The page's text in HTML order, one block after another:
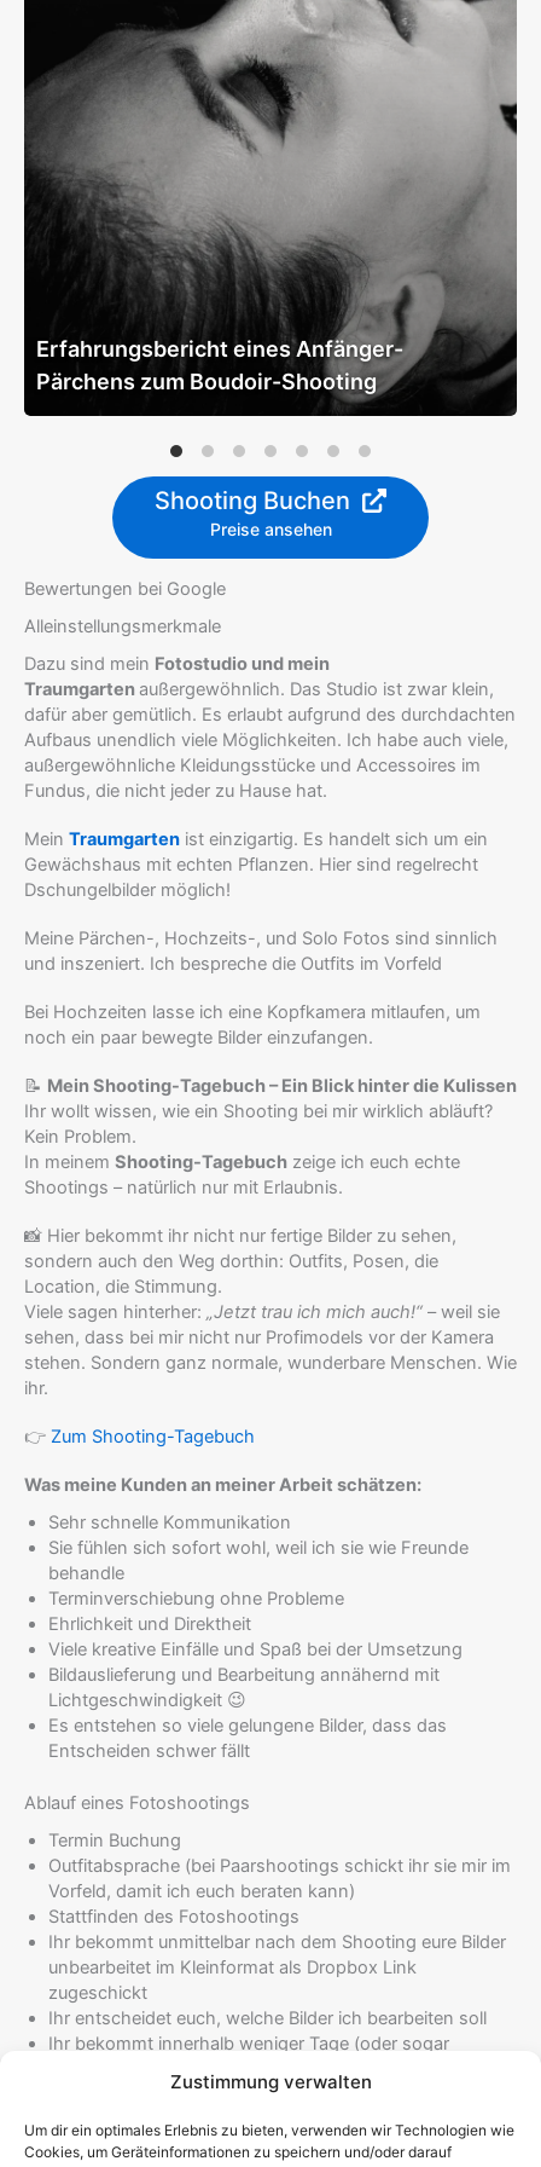
Zustimmung verwalten
Um dir ein optimales Erlebnis zu bieten, verwenden wir Technologien wie
Cookies, um Geräteinformationen zu speichern und/oder darauf
Erfahrungsbericht eines Anfänger-
Pärchens zum Boudoir-Shooting
Shooting Buchen
Preise ansehen
Bewertungen bei Google
Alleinstellungsmerkmale
Dazu sind mein Fotostudio und mein
Traumgarten außergewöhnlich. Das Studio ist zwar klein,
dafür aber gemütlich. Es erlaubt aufgrund des durchdachten
Aufbaus unendlich viele Möglichkeiten. Ich habe auch viele,
außergewöhnliche Kleidungsstücke und Accessoires im
Fundus, die nicht jeder zu Hause hat.
Mein Traumgarten ist einzigartig. Es handelt sich um ein
Gewächshaus mit echten Pflanzen. Hier sind regelrecht
Dschungelbilder möglich!
Meine Pärchen-, Hochzeits-, und Solo Fotos sind sinnlich
und inszeniert. Ich bespreche die Outfits im Vorfeld
Bei Hochzeiten lasse ich eine Kopfkamera mitlaufen, um
noch ein paar bewegte Bilder einzufangen.
📝 Mein Shooting-Tagebuch – Ein Blick hinter die Kulissen
Ihr wollt wissen, wie ein Shooting bei mir wirklich abläuft?
Kein Problem.
In meinem Shooting-Tagebuch zeige ich euch echte
Shootings – natürlich nur mit Erlaubnis.
📸 Hier bekommt ihr nicht nur fertige Bilder zu sehen,
sondern auch den Weg dorthin: Outfits, Posen, die
Location, die Stimmung.
Viele sagen hinterher: „Jetzt trau ich mich auch!“ – weil sie
sehen, dass bei mir nicht nur Profimodels vor der Kamera
stehen. Sondern ganz normale, wunderbare Menschen. Wie
ihr.
👉 Zum Shooting-Tagebuch
Was meine Kunden an meiner Arbeit schätzen:
Sehr schnelle Kommunikation
Sie fühlen sich sofort wohl, weil ich sie wie Freunde
behandle
Terminverschiebung ohne Probleme
Ehrlichkeit und Direktheit
Viele kreative Einfälle und Spaß bei der Umsetzung
Bildauslieferung und Bearbeitung annähernd mit
Lichtgeschwindigkeit 😉
Es entstehen so viele gelungene Bilder, dass das
Entscheiden schwer fällt
Ablauf eines Fotoshootings
Termin Buchung
Outfitabsprache (bei Paarshootings schickt ihr sie mir im
Vorfeld, damit ich euch beraten kann)
Stattfinden des Fotoshootings
Ihr bekommt unmittelbar nach dem Shooting eure Bilder
unbearbeitet im Kleinformat als Dropbox Link
zugeschickt
Ihr entscheidet euch, welche Bilder ich bearbeiten soll
Ihr bekommt innerhalb weniger Tage (oder sogar
Stunden) eure bearbeiteten Fotos.
Ich schreibe eurer Shooting Tagebuch, wenn ihr mir die
Erlaubnis zum Zeigen eurer Bilder gegeben habt.